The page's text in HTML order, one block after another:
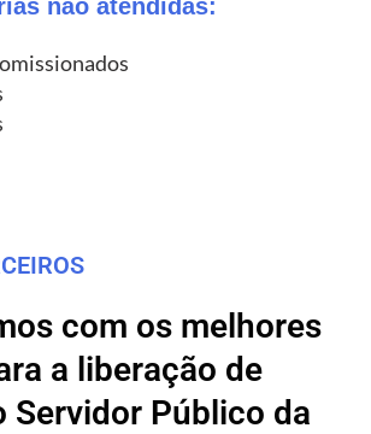
não atendidas:
com os melhores
a liberação de
Servidor Público da